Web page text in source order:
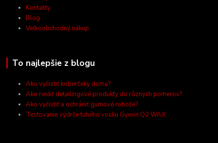
Kontakty
Blog
Veľkoobchodný nákup
To najlepšie z blogu
Ako vyčistiť koberčeky doma?
Ako riediť detailingové produkty do rôznych pomerov?
Ako vyčistiť a ochrániť gumové rohože?
Testovanie výdrže tuhého vosku Gyeon Q2 WAX